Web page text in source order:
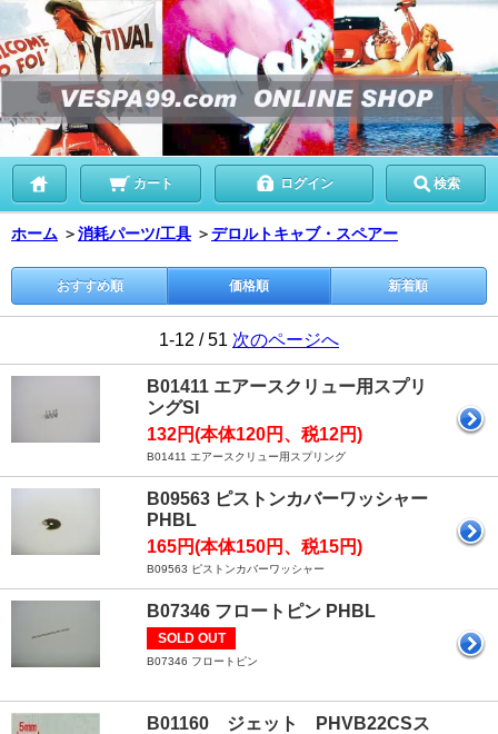
カート ログイン 検索
ホーム ＞消耗パーツ/工具 ＞デロルトキャブ・スペアー
おすすめ順 価格順 新着順
1-12 / 51 次のページへ
B01411 エアースクリュー用スプリ
ングSI
132円(本体120円、税12円)
B01411 エアースクリュー用スプリング
B09563 ピストンカバーワッシャー
PHBL
165円(本体150円、税15円)
B09563 ピストンカバーワッシャー
B07346 フロートピン PHBL
SOLD OUT
B07346 フロートピン
B01160 ジェット PHVB22CSス